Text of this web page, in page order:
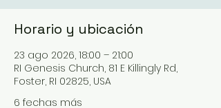
Horario y ubicación
23 ago 2026, 18:00 – 21:00
RI Genesis Church, 81 E Killingly Rd,
Foster, RI 02825, USA
6 fechas más